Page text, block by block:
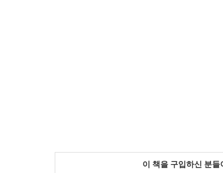
이 책을 구입하신 분